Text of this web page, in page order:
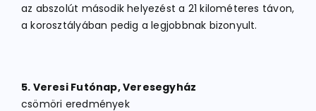
az abszolút második helyezést a 21 kilométeres távon,
a korosztályában pedig a legjobbnak bizonyult.
5. Veresi Futónap, Veresegyház
csömöri eredmények